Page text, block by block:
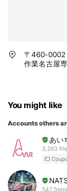
〒460-0002
作業名古屋
You might like
Accounts others
あい
3,263
547